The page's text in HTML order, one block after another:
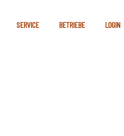
SERVICE BETRIEBE LOGIN